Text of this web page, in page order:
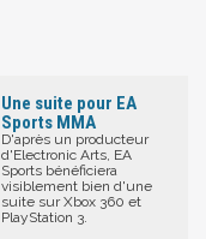
Une suite pour EA
Sports MMA
D'après un producteur
d'Electronic Arts, EA
Sports bénéficiera
visiblement bien d'une
suite sur Xbox 360 et
PlayStation 3.